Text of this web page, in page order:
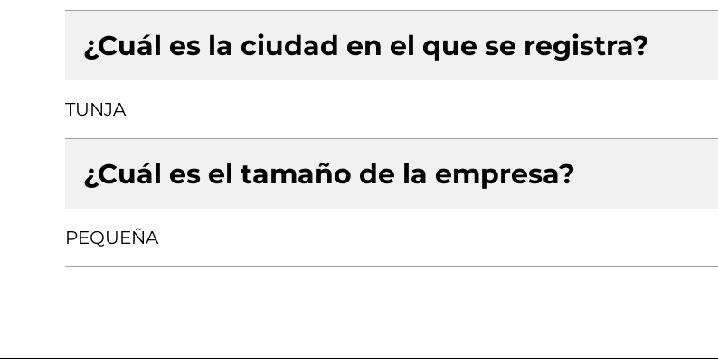
¿Cuál es la ciudad en el que se registra?
TUNJA
¿Cuál es el tamaño de la empresa?
PEQUEÑA